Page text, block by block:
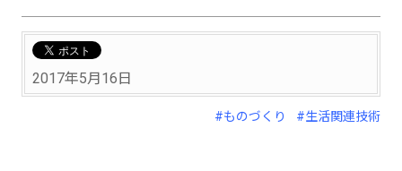
2017年5月16日
#ものづくり #生活関連技術